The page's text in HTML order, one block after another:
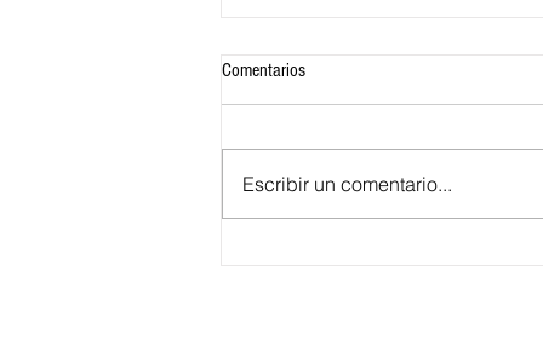
Comentarios
Escribir un comentario...